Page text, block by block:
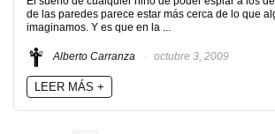
de las paredes parece estar más cerca de lo que
imaginamos. Y es que en la ...
Alberto Carranza octubre 3, 2009
LEER MÁS +